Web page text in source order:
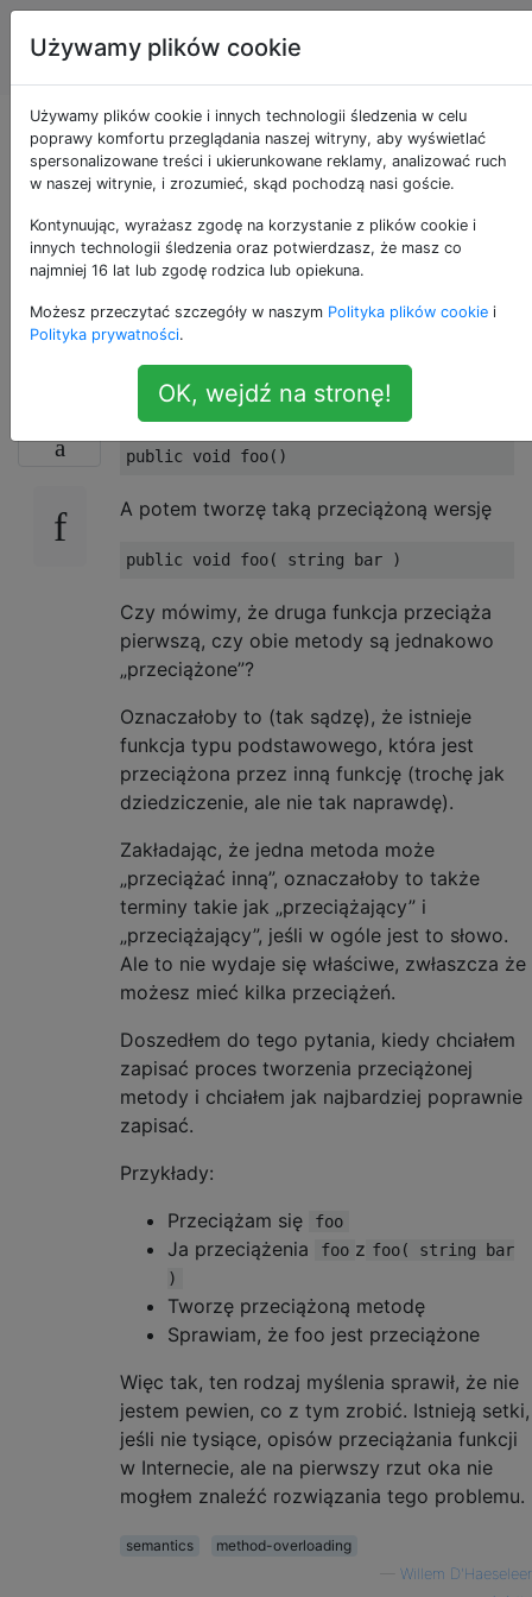
Inżynieria
oprogramowania
Czy jedna metoda
przeciąża drugą, czy
obie metody są
„przeciążone”
Jeśli utworzę tę metodę
A potem tworzę taką przeciążoną wersję
Czy mówimy, że druga funkcja przeciąża
pierwszą, czy obie metody są jednakowo
„przeciążone”?
Oznaczałoby to (tak sądzę), że istnieje
funkcja typu podstawowego, która jest
przeciążona przez inną funkcję (trochę jak
dziedziczenie, ale nie tak naprawdę).
Zakładając, że jedna metoda może
„przeciążać inną”, oznaczałoby to także
terminy takie jak „przeciążający” i
„przeciążający”, jeśli w ogóle jest to słowo.
Ale to nie wydaje się właściwe, zwłaszcza że
możesz mieć kilka przeciążeń.
Doszedłem do tego pytania, kiedy chciałem
zapisać proces tworzenia przeciążonej
metody i chciałem jak najbardziej poprawnie
zapisać.
Przykłady:
Przeciążam się
foo
Ja przeciążenia foo z foo( string bar
)
Tworzę przeciążoną metodę
Sprawiam, że foo jest przeciążone
Więc tak, ten rodzaj myślenia sprawił, że nie
jestem pewien, co z tym zrobić. Istnieją setki,
jeśli nie tysiące, opisów przeciążania funkcji
w Internecie, ale na pierwszy rzut oka nie
mogłem znaleźć rozwiązania tego problemu.
semantics
method-overloading
Willem D'Haeseleer
Używamy plików cookie
Używamy plików cookie i innych technologii śledzenia w celu
poprawy komfortu przeglądania naszej witryny, aby wyświetlać
spersonalizowane treści i ukierunkowane reklamy, analizować ruch
w naszej witrynie, i zrozumieć, skąd pochodzą nasi goście.
Kontynuując, wyrażasz zgodę na korzystanie z plików cookie i
innych technologii śledzenia oraz potwierdzasz, że masz co
najmniej 16 lat lub zgodę rodzica lub opiekuna.
Możesz przeczytać szczegóły w naszym Polityka plików cookie i
Polityka prywatności.
OK, wejdź na stronę!